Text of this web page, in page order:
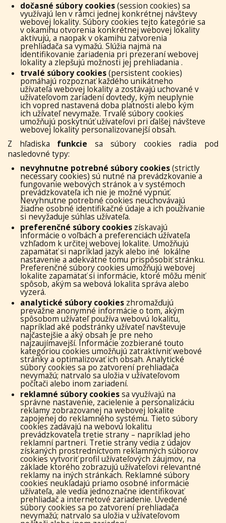
dočasné súbory cookies(session cookies) sa
využívajú len v rámci jednej konkrétnej návštevy
webovej lokality. Súbory cookies tejto kategórie sa
v okamihu otvorenia konkrétnej webovej lokality
aktivujú, a naopak v okamihu zatvorenia
prehliadača sa vymažú. Slúžia najmä na
identifikovanie zariadenia pri prezeraní webovej
lokality a zlepšujú možnosti jej prehliadania .
trvalé súbory cookies(persistent cookies)
pomáhajú rozpoznať každého unikátneho
užívateľa webovej lokality a zostávajú uchované v
užívateľovom zariadení dovtedy, kým neuplynie
ich vopred nastavená doba platnosti alebo kým
ich užívateľ nevymaže. Trvalé súbory cookies
umožňujú poskytnúť užívateľovi pri ďalšej návšteve
webovej lokality personalizovanejší obsah.
Z hľadiska funkcie sa súbory cookies radia pod
nasledovné typy:
nevyhnutne potrebné súbory cookies(strictly
necessary cookies) sú nutné na prevádzkovanie a
fungovanie webových stránok a v systémoch
prevádzkovateľa ich nie je možné vypnúť.
Nevyhnutne potrebné cookies neuchovávajú
žiadne osobné identifikačné údaje a ich používanie
si nevyžaduje súhlas užívateľa.
preferenčné súbory cookies získavajú
informácie o voľbách a preferenciách užívateľa
vzhľadom k určitej webovej lokalite. Umožňujú
zapamätať si napríklad jazyk alebo iné lokálne
nastavenie a adekvátne tomu prispôsobiť stránku.
Preferenčné súbory cookies umožňujú webovej
lokalite zapamätať si informácie, ktoré môžu meniť
spôsob, akým sa webová lokalita správa alebo
vyzerá.
analytické súbory cookies zhromažďujú
prevažne anonymné informácie o tom, akým
spôsobom užívateľ používa webovú lokalitu,
napríklad aké podstránky užívateľ navštevuje
najčastejšie a aký obsah je pre neho
najzaujímavejší. Informácie zozbierané touto
kategóriou cookies umožňujú zatraktívniť webové
stránky a optimalizovať ich obsah. Analytické
súbory cookies sa po zatvorení prehliadača
nevymažú; natrvalo sa uložia v užívateľovom
počítači alebo inom zariadení.
reklamné súbory cookiessa využívajú na
správne nastavenie, zacielenie a personalizáciu
reklamy zobrazovanej na webovej lokalite
zapojenej do reklamného systému. Tieto súbory
cookies zadávajú na webovú lokalitu
prevádzkovateľa tretie strany – napríklad jeho
reklamní partneri. Tretie strany vedia z údajov
získaných prostredníctvom reklamných súborov
cookies vytvoriť profil užívateľových záujmov, na
základe ktorého zobrazujú užívateľovi relevantné
reklamy na iných stránkach. Reklamné súbory
cookies neukladajú priamo osobné informácie
užívateľa, ale vedia jednoznačne identifikovať
prehliadač a internetové zariadenie. Uvedené
súbory cookies sa po zatvorení prehliadača
nevymažú; natrvalo sa uložia v užívateľovom